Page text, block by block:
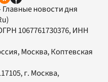
Главные новости дня
1067761730376, ИНН
Москва, Коптевская
, г. Москва,